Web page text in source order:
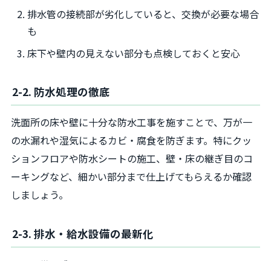
排水管の接続部が劣化していると、交換が必要な場合
も
床下や壁内の見えない部分も点検しておくと安心
2-2. 防水処理の徹底
洗面所の床や壁に十分な防水工事を施すことで、万が一
の水漏れや湿気によるカビ・腐食を防ぎます。特にクッ
ションフロアや防水シートの施工、壁・床の継ぎ目のコ
ーキングなど、細かい部分まで仕上げてもらえるか確認
しましょう。
2-3. 排水・給水設備の最新化